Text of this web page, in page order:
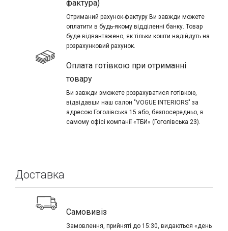
фактура)
Отриманий рахунок-фактуру Ви завжди можете
оплатити в будь-якому відділенні банку. Товар
буде відвантажено, як тільки кошти надійдуть на
розрахунковий рахунок.
Оплата готівкою при отриманні
товару
Ви завжди зможете розрахуватися готівкою,
відвідавши наш салон "VOGUE INTERIORS" за
адресою Гоголівська 15 або, безпосередньо, в
самому офісі компанії «ТБИ» (Гоголівська 23).
Доставка
Самовивіз
Замовлення, прийняті до 15:30, видаються «день